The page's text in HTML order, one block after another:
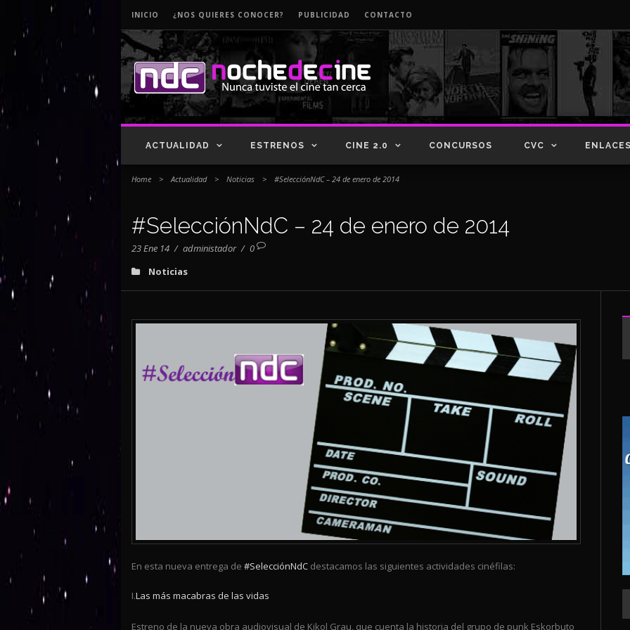
INICIO ¿NOS QUIERES CONOCER? PUBLICIDAD CONTACTO
ACTUALIDAD ESTRENOS CINE 2.0 CONCURSOS CVC
Home > Actualidad > Noticias > #SelecciónNdC – 24 de enero de 2014
#SelecciónNdC – 24 de enero de 2014
23 Ene 14 / administador / 0
Noticias
En esta nueva entrega de #SelecciónNdC destacamos las siguientes actividades cinéfilas:
I.Las más macabras de las vidas
Estreno de la nueva obra audiovisual de Kikol Grau, que cuenta la historia del grupo de punk Eskorbuto